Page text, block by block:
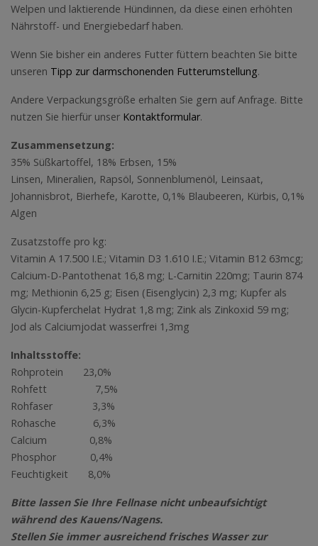
Welpen und laktierende Hündinnen, da diese einen erhöhten
Nährstoff- und Energiebedarf haben.
Wenn Sie bisher ein anderes Futter füttern beachten Sie bitte
unseren Tipp zur darmschonenden Futterumstellung.
Andere Verpackungsgröße erhalten Sie gern auf Anfrage. Bitte
nutzen Sie hierfür unser Kontaktformular.
Zusammensetzung:
35% Süßkartoffel, 18% Erbsen, 15%
Linsen, Mineralien, Rapsöl, Sonnenblumenöl, Leinsaat,
Johannisbrot, Bierhefe, Karotte, 0,1% Blaubeeren, Kürbis, 0,1%
Algen
Zusatzstoffe pro kg:
Vitamin A 17.500 I.E.; Vitamin D3 1.610 I.E.; Vitamin B12 63mcg;
Calcium-D-Pantothenat 16,8 mg; L-Carnitin 220mg; Taurin 874
mg; Methionin 6,25 g; Eisen (Eisenglycin) 2,3 mg; Kupfer als
Glycin-Kupferchelat Hydrat 1,8 mg; Zink als Zinkoxid 59 mg;
Jod als Calciumjodat wasserfrei 1,3mg
Inhaltsstoffe:
Rohprotein 23,0%
Rohfett 7,5%
Rohfaser 3,3%
Rohasche 6,3%
Calcium 0,8%
Phosphor 0,4%
Feuchtigkeit 8,0%
Bitte lassen Sie Ihre Fellnase nicht unbeaufsichtigt
während des Kauens/Nagens.
Stellen Sie immer ausreichend frisches Wasser zur